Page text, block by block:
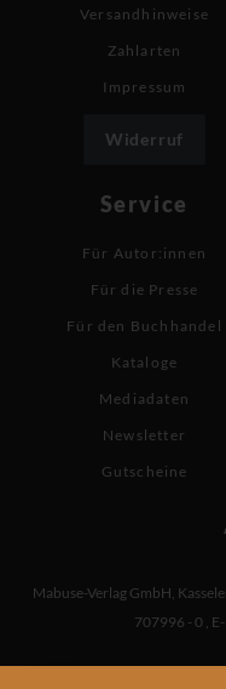
Versandhinweise
Zahlarten
Impressum
Widerruf
Service
Für Autor:innen
Für die Presse
Für den Buchhandel
Kataloge
Mediadaten
Newsletter
Gutscheine
Mabuse-Verlag GmbH,
707996 - 0 ,